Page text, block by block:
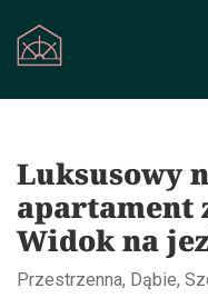
Luksusowy
apartament
Widok na
Przestrzenna, Dąbie,